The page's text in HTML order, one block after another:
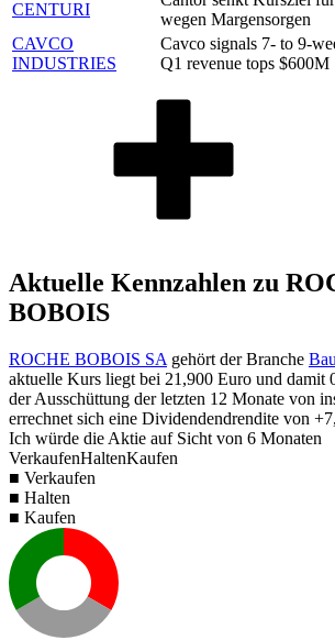
CENTURI
wegen Margensorgen
CAVCO
INDUSTRIES
Cavco signals 7- to 9-
Q1 revenue tops $600M
Aktuelle Kennzahlen zu
BOBOIS
ROCHE BOBOIS SA gehört der Branche
aktuelle Kurs liegt bei 21,900 Euro und damit
der Ausschüttung der letzten 12 Monate von
errechnet sich eine Dividendendrendite von
Ich würde die Aktie auf Sicht von 6 Monaten
VerkaufenHaltenKaufen
■ Verkaufen
■ Halten
■ Kaufen